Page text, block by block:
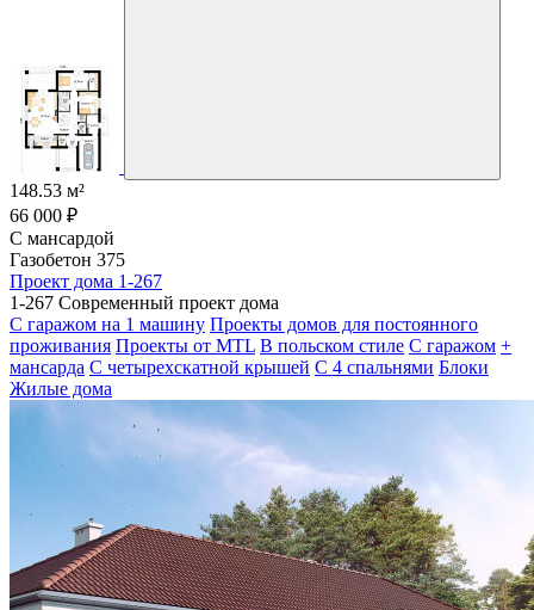
148.53 м²
66 000 ₽
С мансардой
Газобетон 375
Проект дома 1-267
1-267 Современный проект дома
С гаражом на 1 машину Проекты домов для постоянного
проживания Проекты от MTL В польском стиле С гаражом +
мансарда С четырехскатной крышей С 4 спальнями Блоки
Жилые дома